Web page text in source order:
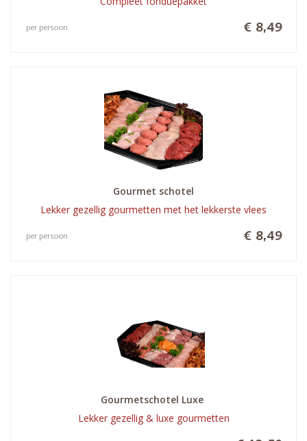
€ 8,49
per persoon
Gourmet schotel
Lekker gezellig gourmetten met het lekkerste vlees
€ 8,49
per persoon
Gourmetschotel Luxe
Lekker gezellig & luxe gourmetten